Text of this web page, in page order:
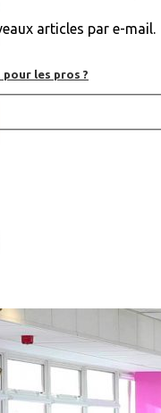
les pros ?
articles par e-mail.